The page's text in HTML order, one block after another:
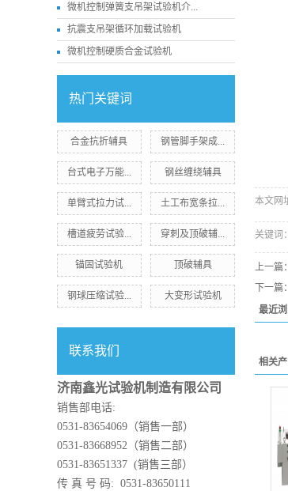
微机控制弹簧支吊架试验机介...
抗震支吊架循环加载试验机
微机控制硬质合金试验机
热门关键词
合金抗折辅具 钢管脚手架成...
台式电子万能... 钢丝缠绕辅具
单臂式拉力试... 土工布宽条拉...
槽道疲劳试验... 穿刺及顶破辅...
锚固试验机 顶破辅具
钢球压缩试验... 大变形试验机
联系我们
济南鑫光试验机制造有限公司
销售部电话:
0531-83654069（销售一部）
0531-83668952（销售二部）
0531-83651337 (销售三部）
传 真 号 码: 0531-83650111
本文网
关键词：
上一篇：
下一篇：
最近浏
相关产